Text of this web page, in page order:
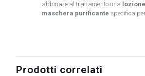
abbinare al trattamento una
maschera purificante specifica
Prodotti correlati